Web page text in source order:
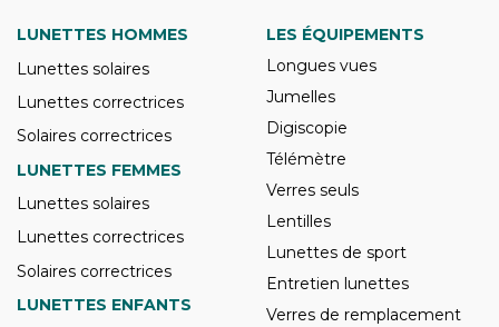
LUNETTES HOMMES
Lunettes solaires
Lunettes correctrices
Solaires correctrices
LUNETTES FEMMES
Lunettes solaires
Lunettes correctrices
Solaires correctrices
LUNETTES ENFANTS
LES ÉQUIPEMENTS
Longues vues
Jumelles
Digiscopie
Télémètre
Verres seuls
Lentilles
Lunettes de sport
Entretien lunettes
Verres de remplacement